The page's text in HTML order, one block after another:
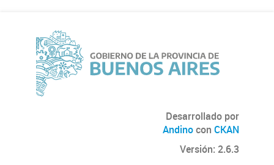
Desarrollado por
Andinocon CKAN
Versión: 2.6.3